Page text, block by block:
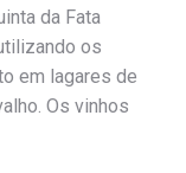
da Fata
os
em lagares de
Os vinhos